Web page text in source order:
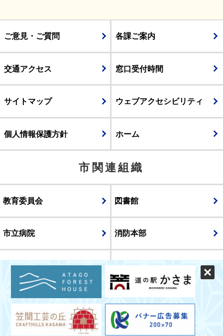
ご意見・ご質問 各課ご案内
交通アクセス 窓口受付時間
サイトマップ ウェブアクセシビリティ
個人情報保護方針 ホーム
市関連組織
教育委員会 図書館
市立病院 消防本部
議会
表示 スマートフォン版 パソコン版
© CITY OF KASAMA.